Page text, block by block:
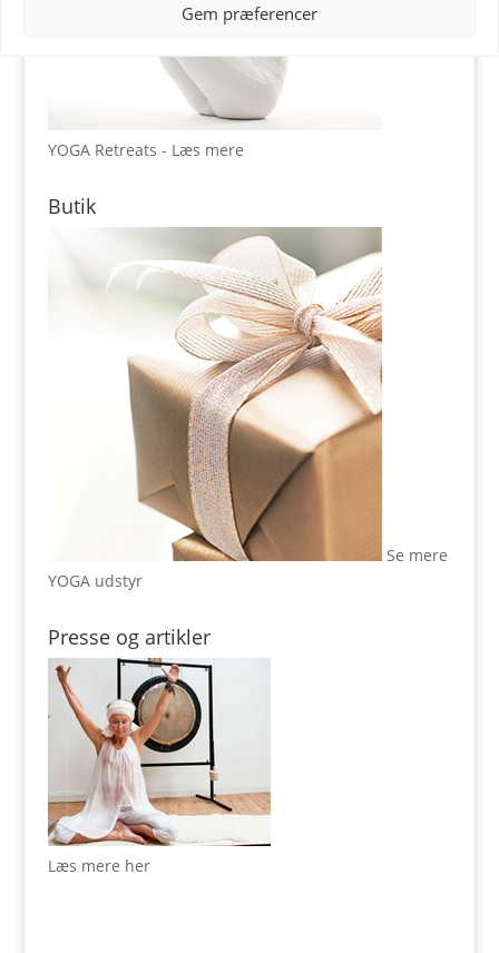
Gem præferencer
YOGA Retreats - Læs mere
Butik
Se mere
YOGA udstyr
Presse og artikler
Læs mere her